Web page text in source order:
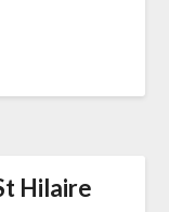
Hilaire